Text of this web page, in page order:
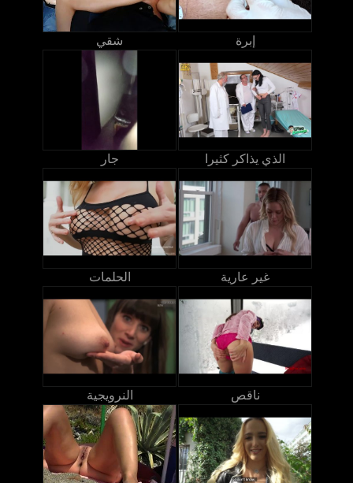
شقي إبرة
جار الذي يذاكر كثيرا
الحلمات غير عارية
النرويجية ناقص